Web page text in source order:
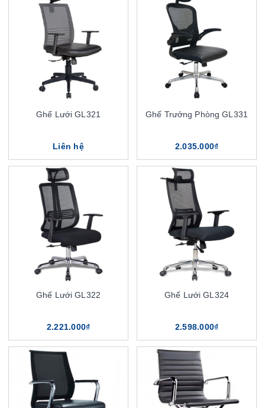
Ghế Lưới GL321
Liên hệ
Ghế Trưởng Phòng GL331
2.035.000₫
Ghế Lưới GL322
2.221.000₫
Ghế Lưới GL324
2.598.000₫